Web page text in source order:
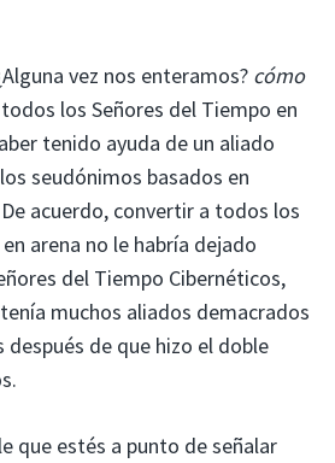
vez nos enteramos? cómo
los Señores del Tiempo en
tenido ayuda de un aliado
seudónimos basados ​​en
acuerdo, convertir a todos los
arena no le habría dejado
del Tiempo Cibernéticos,
muchos aliados demacrados
de que hizo el doble
que estés a punto de señalar